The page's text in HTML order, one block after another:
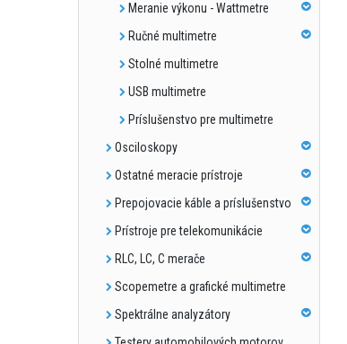
Meranie výkonu - Wattmetre
Ručné multimetre
Stolné multimetre
USB multimetre
Príslušenstvo pre multimetre
Osciloskopy
Ostatné meracie prístroje
Prepojovacie káble a príslušenstvo
Prístroje pre telekomunikácie
RLC, LC, C merače
Scopemetre a grafické multimetre
Spektrálne analyzátory